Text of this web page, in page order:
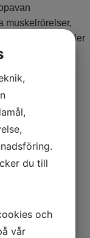
muskelrörelser,
domningar eller
du till
och
vår